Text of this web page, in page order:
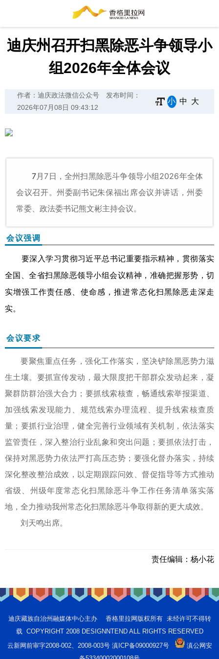
迪庆州召开扫黑除恶斗争领导小
组2026年全体会议
作者：迪庆政法微信公众号
发布时间：
2026年07月08日 09:43:12
小 中 大
7月 7日，全州扫黑除恶斗争领导小组2026年全体
会议召开。州委副书记朱保福出席会议并讲话，州委
常委、政法委书记熊文彬主持会议。
会议强调
要深入学习贯彻习近平总书记重要指示精神，贯彻落实
全国、全省扫黑除恶领导小组会议精神，准确把握形势，切
实增强工作责任感、使命感，推进常态化扫黑除恶走深走
实。
会议要求
要聚焦重点任务，强化工作落实，坚决铲除黑恶势力滋
生土壤。 要抓宣传发动，最大限度把干部群众发动起来，凝
聚群防群治强大合力；要抓线索核查，畅通线索举报渠道、
加强线索发现能力、规范线索办理流程、提升线索核查质
量；要抓行业治理，健全完善行业领域有关机制，依法落实
监管责任，深入整治行业乱象和突出问题；要抓依法打击，
保持对黑恶势力依法严打高压态势；要强化督办落实，持续
深化整改整治成效，以定期跟踪问效、督促指导等方式推动
省级、州级年度常态化扫黑除恶斗争工作任务清单落实落
地，全力推动我州常态化扫黑除恶斗争取得新的更大成效。
刘天鸣出席。
责任编辑： 杨小花
迪庆藏族自治州融媒体中心主办 香格里拉网版权所有 未经许可不得转
载 COPYRIGHT 2008 DESIGNNTEND ALL RIGHTS RESERVED
云新网前审字2008-002、2008-003号 滇ICP备09000927号
滇公网安